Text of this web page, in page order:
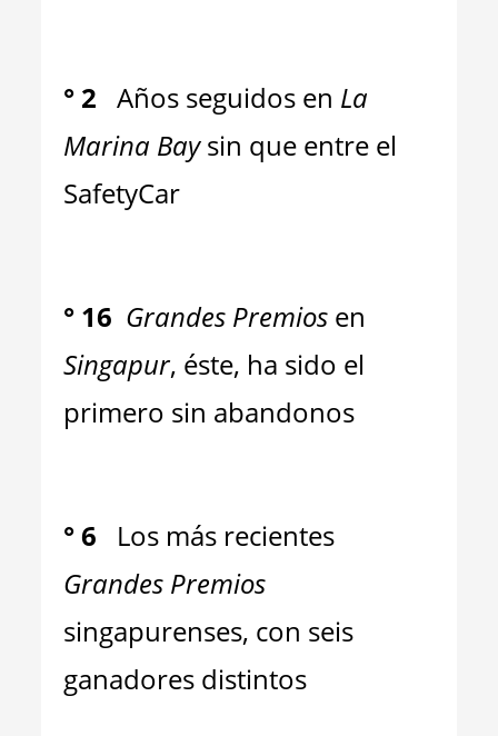
° 2Años seguidos en La
Marina Baysin que entre el
SafetyCar
° 16 Grandes Premios en
Singapur, éste, ha sido el
primero sin abandonos
°6 Los más recientes
Grandes Premios
singapurenses, con seis
ganadores distintos